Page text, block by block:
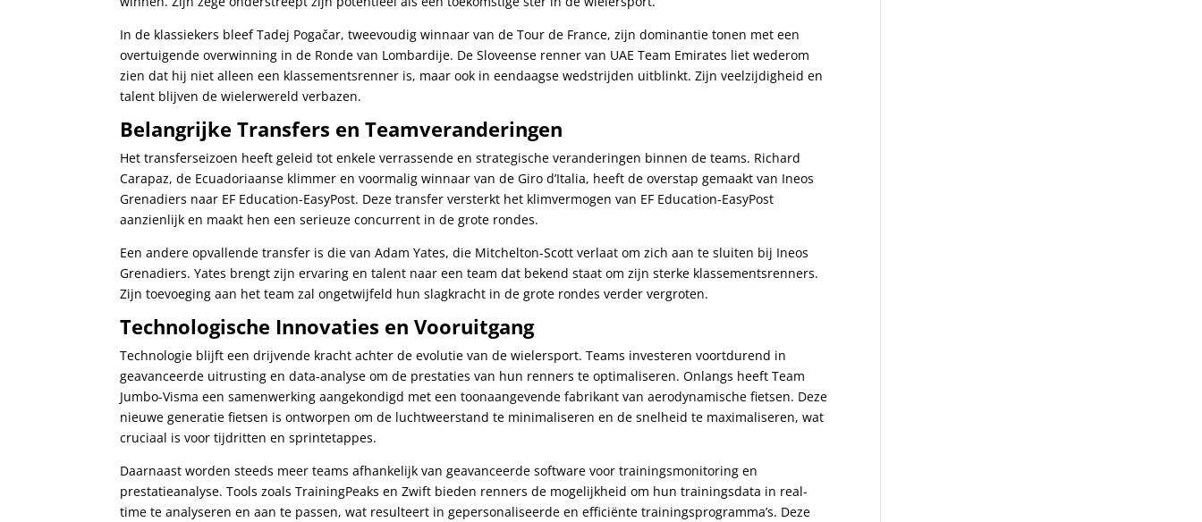
In de klassiekers bleef Tadej Pogačar, tweevoudig winnaar van de Tour de France, zijn dominantie tonen met een
overtuigende overwinning in de Ronde van Lombardije. De Sloveense renner van UAE Team Emirates liet wederom
zien dat hij niet alleen een klassementsrenner is, maar ook in eendaagse wedstrijden uitblinkt. Zijn veelzijdigheid en
talent blijven de wielerwereld verbazen.
Belangrijke Transfers en Teamveranderingen
Het transferseizoen heeft geleid tot enkele verrassende en strategische veranderingen binnen de teams. Richard
Carapaz, de Ecuadoriaanse klimmer en voormalig winnaar van de Giro d’Italia, heeft de overstap gemaakt van Ineos
Grenadiers naar EF Education-EasyPost. Deze transfer versterkt het klimvermogen van EF Education-EasyPost
aanzienlijk en maakt hen een serieuze concurrent in de grote rondes.
Een andere opvallende transfer is die van Adam Yates, die Mitchelton-Scott verlaat om zich aan te sluiten bij Ineos
Grenadiers. Yates brengt zijn ervaring en talent naar een team dat bekend staat om zijn sterke klassementsrenners.
Zijn toevoeging aan het team zal ongetwijfeld hun slagkracht in de grote rondes verder vergroten.
Technologische Innovaties en Vooruitgang
Technologie blijft een drijvende kracht achter de evolutie van de wielersport. Teams investeren voortdurend in
geavanceerde uitrusting en data-analyse om de prestaties van hun renners te optimaliseren. Onlangs heeft Team
Jumbo-Visma een samenwerking aangekondigd met een toonaangevende fabrikant van aerodynamische fietsen. Deze
nieuwe generatie fietsen is ontworpen om de luchtweerstand te minimaliseren en de snelheid te maximaliseren, wat
cruciaal is voor tijdritten en sprintetappes.
Daarnaast worden steeds meer teams afhankelijk van geavanceerde software voor trainingsmonitoring en
prestatieanalyse. Tools zoals TrainingPeaks en Zwift bieden renners de mogelijkheid om hun trainingsdata in real-
time te analyseren en aan te passen, wat resulteert in gepersonaliseerde en efficiënte trainingsprogramma’s. Deze